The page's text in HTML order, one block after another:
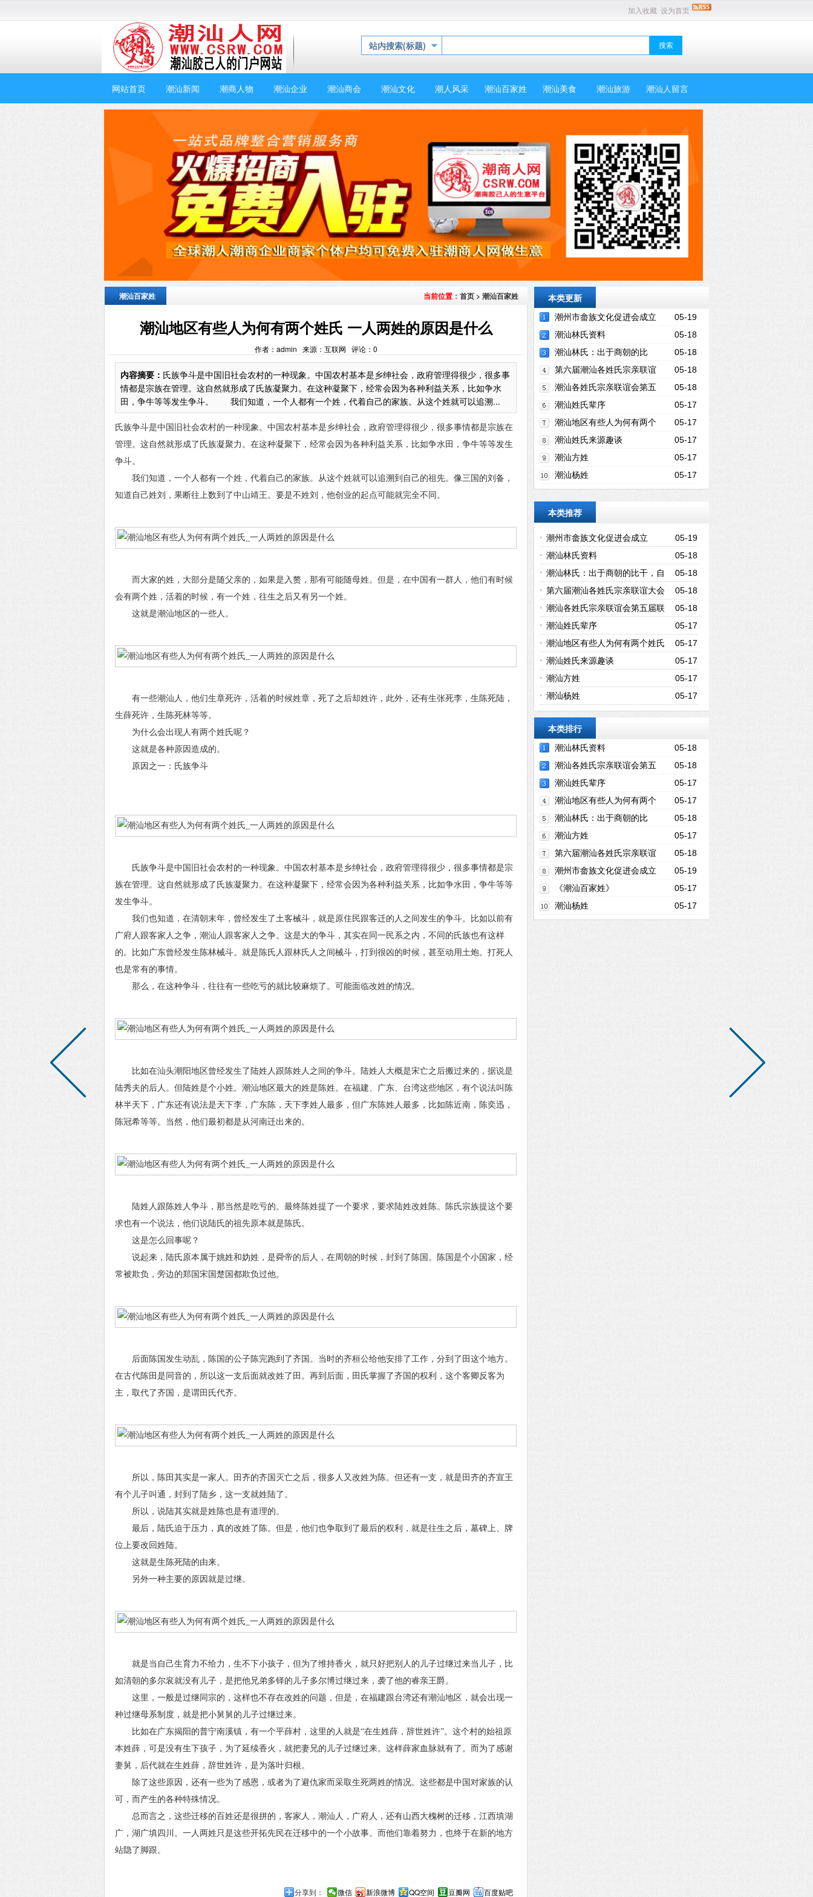
加入收藏 设为首页
站内搜索(标题)
网站首页 潮汕新闻 潮商人物 潮汕企业 潮汕商会 潮汕文化 潮人风采 潮汕百家姓 潮汕美食 潮汕旅游 潮汕人留言
潮汕百家姓 当前位置： 首页 > 潮汕百家姓
潮汕地区有些人为何有两个姓氏 一人两姓的原因是什么
作者：admin 来源：互联网 评论： 0
内容摘要： 氏族争斗是中国旧社会农村的一种现象。中国农村基本是乡绅社会，政府管理得很少，很多事
情都是宗族在管理。这自然就形成了氏族凝聚力。在这种凝聚下，经常会因为各种利益关系，比如争水
田，争牛等等发生争斗。 我们知道，一个人都有一个姓，代着自己的家族。从这个姓就可以追溯...
氏族争斗是中国旧社会农村的一种现象。中国农村基本是乡绅社会，政府管理得很少，很多事情都是宗族在
管理。这自然就形成了氏族凝聚力。在这种凝聚下，经常会因为各种利益关系，比如争水田，争牛等等发生
争斗。
我们知道，一个人都有一个姓，代着自己的家族。从这个姓就可以追溯到自己的祖先。像三国的刘备，
知道自己姓刘，果断往上数到了中山靖王。要是不姓刘，他创业的起点可能就完全不同。
而大家的姓，大部分是随父亲的，如果是入赘，那有可能随母姓。但是，在中国有一群人，他们有时候
会有两个姓，活着的时候，有一个姓，往生之后又有另一个姓。
这就是潮汕地区的一些人。
有一些潮汕人，他们生章死许，活着的时候姓章，死了之后却姓许，此外，还有生张死李，生陈死陆，
生薛死许，生陈死林等等。
为什么会出现人有两个姓氏呢？
这就是各种原因造成的。
原因之一：氏族争斗
氏族争斗是中国旧社会农村的一种现象。中国农村基本是乡绅社会，政府管理得很少，很多事情都是宗
族在管理。这自然就形成了氏族凝聚力。在这种凝聚下，经常会因为各种利益关系，比如争水田，争牛等等
发生争斗。
我们也知道，在清朝末年，曾经发生了土客械斗，就是原住民跟客迁的人之间发生的争斗。比如以前有
广府人跟客家人之争，潮汕人跟客家人之争。这是大的争斗，其实在同一民系之内，不同的氏族也有这样
的。比如广东曾经发生陈林械斗。就是陈氏人跟林氏人之间械斗，打到很凶的时候，甚至动用土炮。打死人
也是常有的事情。
那么，在这种争斗，往往有一些吃亏的就比较麻烦了。可能面临改姓的情况。
比如在汕头潮阳地区曾经发生了陆姓人跟陈姓人之间的争斗。陆姓人大概是宋亡之后搬过来的，据说是
陆秀夫的后人。但陆姓是个小姓。潮汕地区最大的姓是陈姓。在福建、广东、台湾这些地区，有个说法叫陈
林半天下，广东还有说法是天下李，广东陈，天下李姓人最多，但广东陈姓人最多，比如陈近南，陈奕迅，
陈冠希等等。当然，他们最初都是从河南迁出来的。
陆姓人跟陈姓人争斗，那当然是吃亏的。最终陈姓提了一个要求，要求陆姓改姓陈。陈氏宗族提这个要
求也有一个说法，他们说陆氏的祖先原本就是陈氏。
这是怎么回事呢？
说起来，陆氏原本属于姚姓和妫姓，是舜帝的后人，在周朝的时候，封到了陈国。陈国是个小国家，经
常被欺负，旁边的郑国宋国楚国都欺负过他。
后面陈国发生动乱，陈国的公子陈完跑到了齐国。当时的齐桓公给他安排了工作，分到了田这个地方。
在古代陈田是同音的，所以这一支后面就改姓了田。再到后面，田氏掌握了齐国的权利，这个客卿反客为
主，取代了齐国，是谓田氏代齐。
所以，陈田其实是一家人。田齐的齐国灭亡之后，很多人又改姓为陈。但还有一支，就是田齐的齐宣王
有个儿子叫通，封到了陆乡，这一支就姓陆了。
所以，说陆其实就是姓陈也是有道理的。
最后，陆氏迫于压力，真的改姓了陈。但是，他们也争取到了最后的权利，就是往生之后，墓碑上、牌
位上要改回姓陆。
这就是生陈死陆的由来。
另外一种主要的原因就是过继。
就是当自己生育力不给力，生不下小孩子，但为了维持香火，就只好把别人的儿子过继过来当儿子，比
如清朝的多尔衮就没有儿子，是把他兄弟多铎的儿子多尔博过继过来，袭了他的睿亲王爵。
这里，一般是过继同宗的，这样也不存在改姓的问题，但是，在福建跟台湾还有潮汕地区，就会出现一
种过继母系制度，就是把小舅舅的儿子过继过来。
比如在广东揭阳的普宁南溪镇，有一个平薛村，这里的人就是“在生姓薛，辞世姓许”。这个村的始祖原
本姓薛，可是没有生下孩子，为了延续香火，就把妻兄的儿子过继过来。这样薛家血脉就有了。而为了感谢
妻舅，后代就在生姓薛，辞世姓许，是为落叶归根。
除了这些原因，还有一些为了感恩，或者为了避仇家而采取生死两姓的情况。这些都是中国对家族的认
可，而产生的各种特殊情况。
总而言之，这些迁移的百姓还是很拼的，客家人，潮汕人，广府人，还有山西大槐树的迁移，江西填湖
广，湖广填四川。一人两姓只是这些开拓先民在迁移中的一个小故事。而他们靠着努力，也终于在新的地方
站隐了脚跟。
分享到： 微信 新浪微博 QQ空间 豆瓣网 百度贴吧
本类更新
05-19
潮州市畲族文化促进会成立
05-18
潮汕林氏资料
05-18
潮汕林氏：出于商朝的比
干，自称“九牧世家” 05-18
第六届潮汕各姓氏宗亲联谊
大会 05-18
潮汕各姓氏宗亲联谊会第五
届联谊大会 05-17
潮汕姓氏辈序
05-17
潮汕地区有些人为何有两个
姓氏 一人两姓的原因是什么 05-17
潮汕姓氏来源趣谈
05-17
潮汕方姓
05-17
潮汕杨姓
本类推荐
05-19
潮州市畲族文化促进会成立
05-18
潮汕林氏资料
05-18
潮汕林氏：出于商朝的比干，自
称“九牧世家” 05-18
第六届潮汕各姓氏宗亲联谊大会
05-18
潮汕各姓氏宗亲联谊会第五届联
谊大会 05-17
潮汕姓氏辈序
05-17
潮汕地区有些人为何有两个姓氏
一人两姓的原因是什么 05-17
潮汕姓氏来源趣谈
05-17
潮汕方姓
05-17
潮汕杨姓
本类排行
05-18
潮汕林氏资料
05-18
潮汕各姓氏宗亲联谊会第五
届联谊大会 05-17
潮汕姓氏辈序
05-17
潮汕地区有些人为何有两个
姓氏 一人两姓的原因是什么 05-18
潮汕林氏：出于商朝的比
干，自称“九牧世家” 05-17
潮汕方姓
05-18
第六届潮汕各姓氏宗亲联谊
大会 05-19
潮州市畲族文化促进会成立
05-17
《潮汕百家姓》
05-17
潮汕杨姓